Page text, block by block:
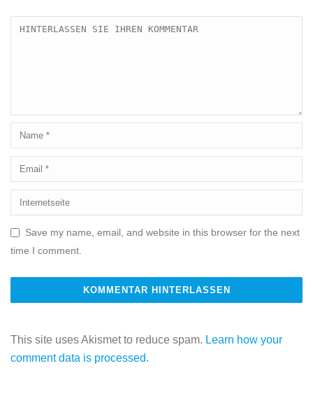
Save my name, email, and website in this browser for the next
time I comment.
This site uses Akismet to reduce spam. Learn how your
comment data is processed.